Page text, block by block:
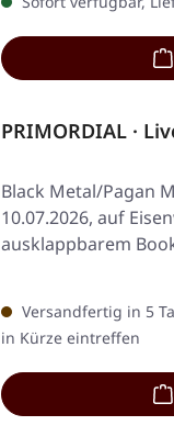
PRIMORDIAL ·
Black Metal/Pagan
10.07.2026, auf
ausklappbarem
Versandfertig in 5
in Kürze eintreffen